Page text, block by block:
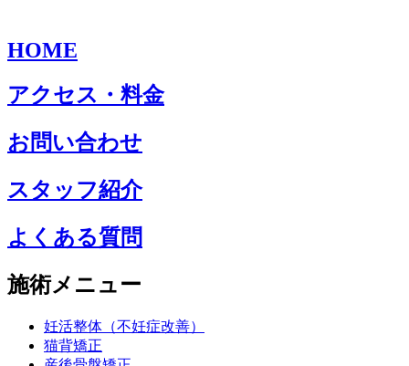
HOME
アクセス・料金
お問い合わせ
スタッフ紹介
よくある質問
施術メニュー
妊活整体（不妊症改善）
猫背矯正